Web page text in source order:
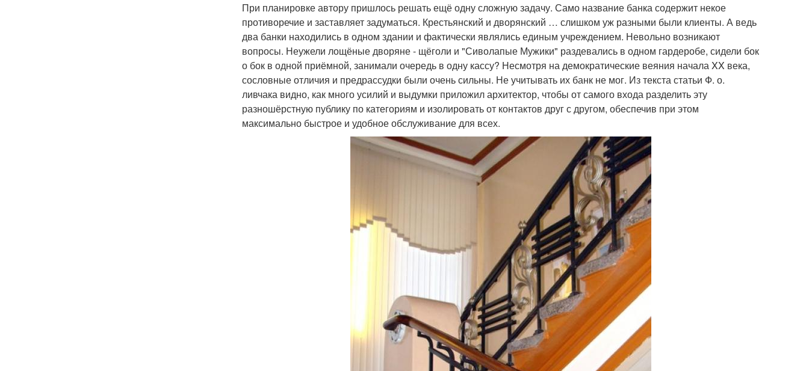
При планировке автору пришлось решать ещё одну сложную задачу. Само название банка содержит некое
противоречие и заставляет задуматься. Крестьянский и дворянский … слишком уж разными были клиенты. А ведь
два банки находились в одном здании и фактически являлись единым учреждением. Невольно возникают
вопросы. Неужели лощёные дворяне - щёголи и "Сиволапые Мужики" раздевались в одном гардеробе, сидели бок
о бок в одной приёмной, занимали очередь в одну кассу? Несмотря на демократические веяния начала XX века,
сословные отличия и предрассудки были очень сильны. Не учитывать их банк не мог. Из текста статьи Ф. о.
ливчака видно, как много усилий и выдумки приложил архитектор, чтобы от самого входа разделить эту
разношёрстную публику по категориям и изолировать от контактов друг с другом, обеспечив при этом
максимально быстрое и удобное обслуживание для всех.